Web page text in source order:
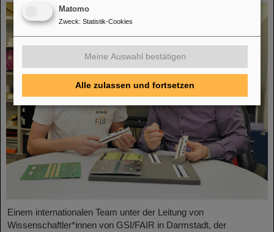
Einem internationalen Team unter der Leitung von
Wissenschaftler*innen von GSI/FAIR in Darmstadt, der
Matomo
Zweck: Statistik-Cookies
Meine Auswahl bestätigen
Alle zulassen und fortsetzen